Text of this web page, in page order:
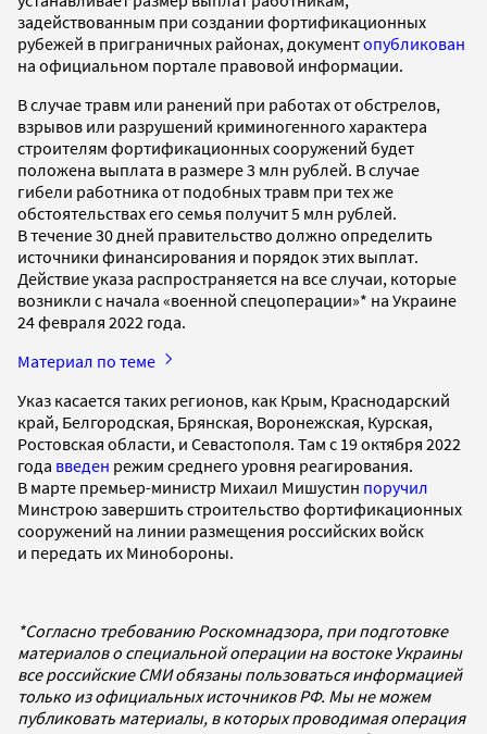
задействованным при создании фортификационных
рубежей в приграничных районах, документопубликован
на официальном портале правовой информации.
В случае травм или ранений при работах от обстрелов,
взрывов или разрушений криминогенного характера
строителям фортификационных сооружений будет
положена выплата в размере 3 млн рублей. В случае
гибели работника от подобных травм при тех же
обстоятельствах его семья получит 5 млн рублей.
В течение 30 дней правительство должно определить
источники финансирования и порядок этих выплат.
Действие указа распространяется на все случаи, которые
возникли с начала «военной спецоперации»* на Украине
24 февраля 2022 года.
Материал по теме
Указ касается таких регионов, как Крым, Краснодарский
край, Белгородская, Брянская, Воронежская, Курская,
Ростовская области, и Севастополя. Там с 19 октября 2022
года введен режим среднего уровня реагирования.
В марте премьер-министр Михаил Мишустин поручил
Минстрою завершить строительство фортификационных
сооружений на линии размещения российских войск
и передать их Минобороны.
*Согласно требованию Роскомнадзора, при подготовке
материалов о специальной операции на востоке Украины
все российские СМИ обязаны пользоваться информацией
только из официальных источников РФ. Мы не можем
публиковать материалы, в которых проводимая операция